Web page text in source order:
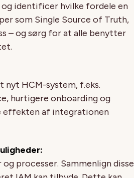
identificer hvilke fordele en
som Single Source of Truth,
– og sørg for at alle benytter
nyt HCM-system, f.eks.
hurtigere onboarding og
effekten af integrationen
processer. Sammenlign disse